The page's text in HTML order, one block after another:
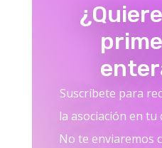
Suscríbete para
la asociación en
No te enviaremos